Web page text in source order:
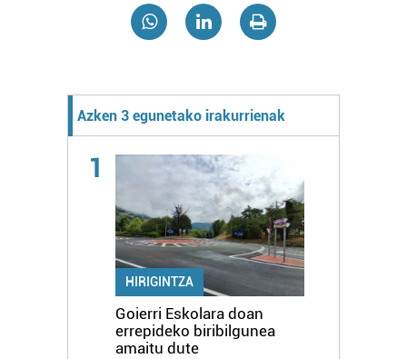
Azken 3 egunetako irakurrienak
1
HIRIGINTZA
Goierri Eskolara doan
errepideko biribilgunea
amaitu dute